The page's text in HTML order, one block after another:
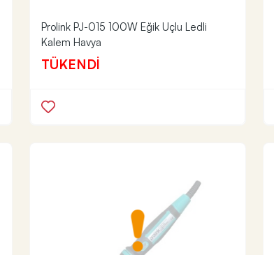
Prolink PJ-015 100W Eğik Uçlu Ledli
Kalem Havya
TÜKENDİ